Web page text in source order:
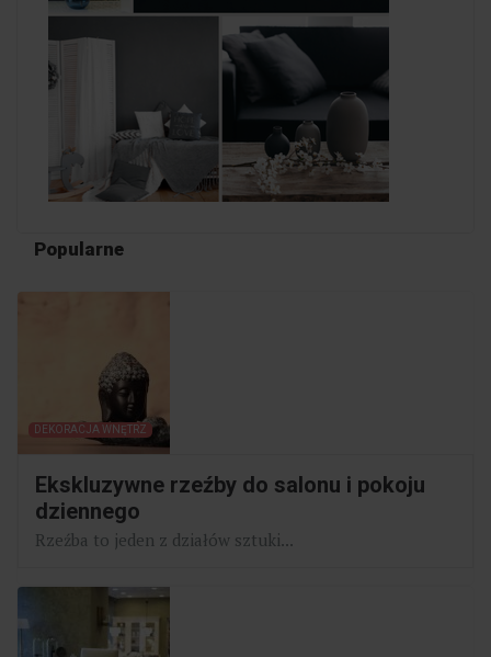
Popularne
DEKORACJA WNĘTRZ
Ekskluzywne rzeźby do salonu i pokoju
dziennego
Rzeźba to jeden z działów sztuki...